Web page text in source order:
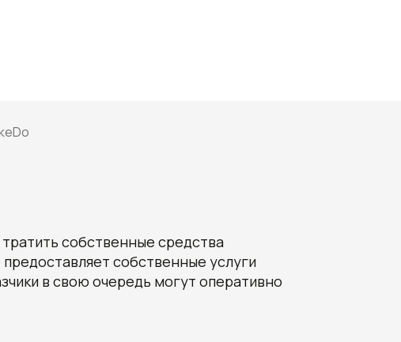
собственные средства
собственные услуги
в свою очередь могут оперативно